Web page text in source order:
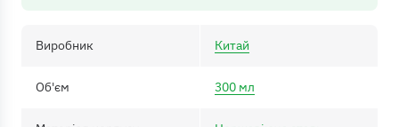
Виробник Китай
Об'єм 300 мл